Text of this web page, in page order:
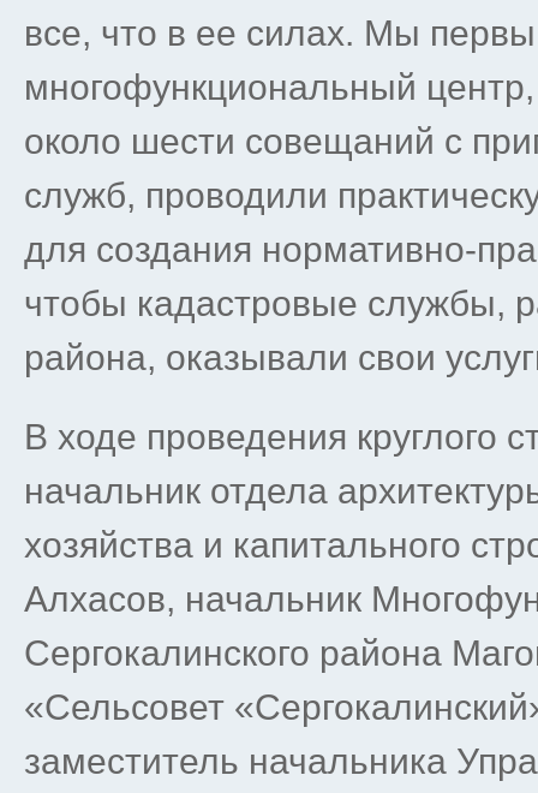
все, что в ее силах. Мы
многофункциональный
около шести совещаний с
служб, проводили
для создания нормативно-
чтобы кадастровые службы,
района, оказывали свои
В ходе проведения круглого
начальник отдела
хозяйства и капитального
Алхасов, начальник
Сергокалинского района
«Сельсовет
заместитель начальника